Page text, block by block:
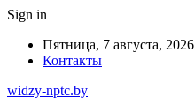
Sign in
Пятница, 7 августа, 2026
Контакты
widzy-nptc.by